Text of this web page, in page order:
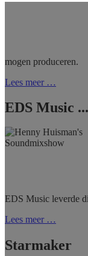
mogen produceren.
Lees meer …
EDS Music
EDS Music leverde
Lees meer …
Starmaker